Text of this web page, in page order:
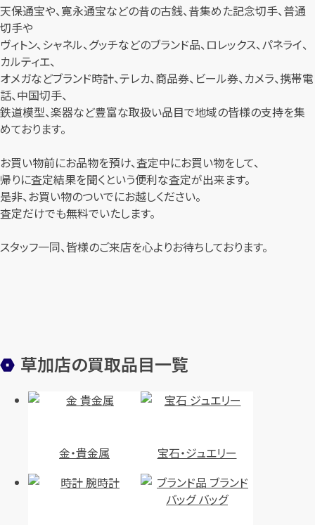
天保通宝や、寛永通宝などの昔の古銭、昔集めた記念切手、普通
切手や
ヴィトン、シャネル、グッチなどのブランド品、ロレックス、パネライ、
カルティエ、
オメガなどブランド時計、テレカ、商品券、ビール券、カメラ、携帯電
話、中国切手、
鉄道模型、楽器など豊富な取扱い品目で地域の皆様の支持を集
めております。
お買い物前にお品物を預け、査定中にお買い物をして、
帰りに査定結果を聞くという便利な査定が出来ます。
是非、お買い物のついでにお越しください。
査定だけでも無料でいたします。
スタッフ一同、皆様のご来店を心よりお待ちしております。
草加店の買取品目一覧
金・貴金属 宝石・ジュエリー